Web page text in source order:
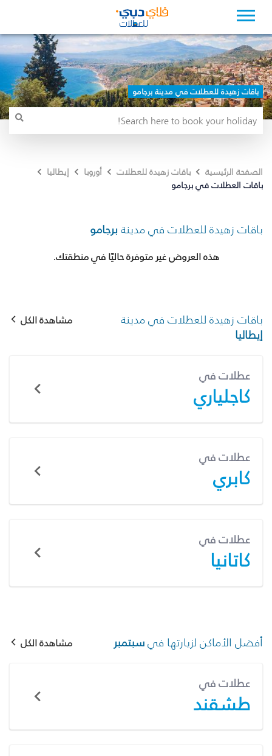
باقات زهيدة للعطلات في مدينة برجامو
الصفحة الرئيسية باقات زهيدة للعطلات أوروبا
إيطاليا
باقات العطلات في برجامو
باقات زهيدة للعطلات في مدينة برجامو
هذه العروض غير متوفرة حاليًا في منطقتك.
باقات زهيدة للعطلات في مدينة
إيطاليا
مشاهدة الكل
عطلات في
كاجلياري
عطلات في
كابري
عطلات في
كاتانيا
أفضل الأماكن لزيارتها فيسبتمبر مشاهدة الكل
عطلات في
طشقند